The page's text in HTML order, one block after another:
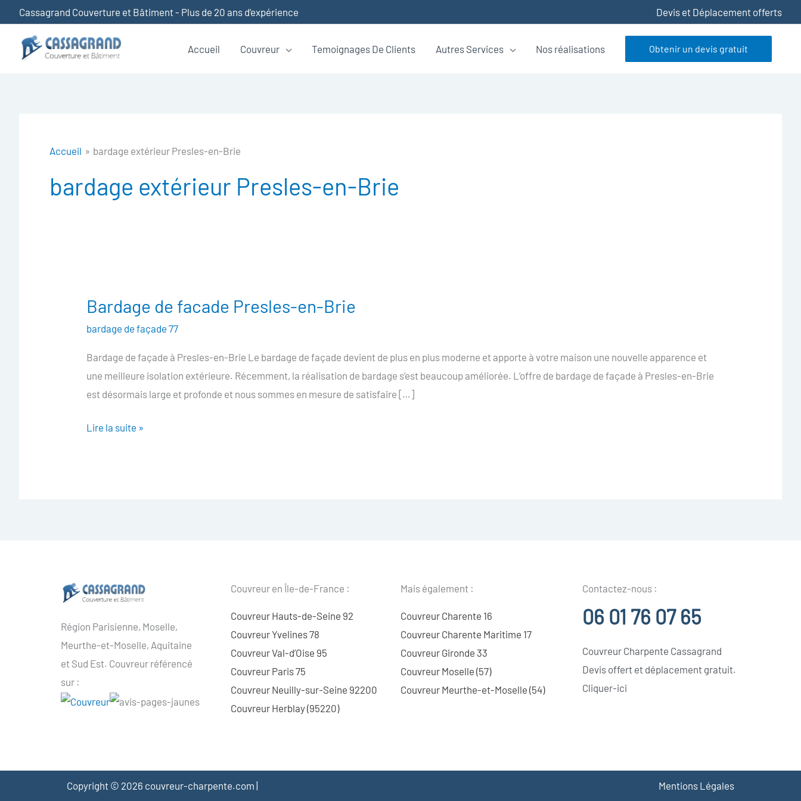
au
contenu
Cassagrand Couverture et Bâtiment - Plus de 20 ans d’expérience Devis et Déplacement offerts
Accueil Couvreur Temoignages De Clients Autres Services Nos réalisations Obtenir un devis gratuit
Accueil bardage extérieur Presles-en-Brie
bardage extérieur Presles-en-Brie
Bardage de facade Presles-en-Brie
bardage de façade 77
Bardage de façade à Presles-en-Brie Le bardage de façade devient de plus en plus moderne et apporte à votre maison une nouvelle apparence et
une meilleure isolation extérieure. Récemment, la réalisation de bardage s’est beaucoup améliorée. L’offre de bardage de façade à Presles-en-Brie
est désormais large et profonde et nous sommes en mesure de satisfaire […]
Bardage
Presles-
en-
Brie
Lire la suite »
Région Parisienne, Moselle,
Meurthe-et-Moselle, Aquitaine
et Sud Est. Couvreur référencé
sur :
Couvreur en Île-de-France :
Couvreur Hauts-de-Seine 92
Couvreur Yvelines 78
Couvreur Val-d’Oise 95
Couvreur Paris 75
Couvreur Neuilly-sur-Seine 92200
Couvreur Herblay (95220)
Mais également :
Couvreur Charente 16
Couvreur Charente Maritime 17
Couvreur Gironde 33
Couvreur Moselle (57)
Couvreur Meurthe-et-Moselle (54)
Contactez-nous :
06 01 76 07 65
Couvreur Charpente Cassagrand
Devis offert et déplacement gratuit.
Cliquer-ici
Copyright © 2026 couvreur-charpente.com | Mentions Légales